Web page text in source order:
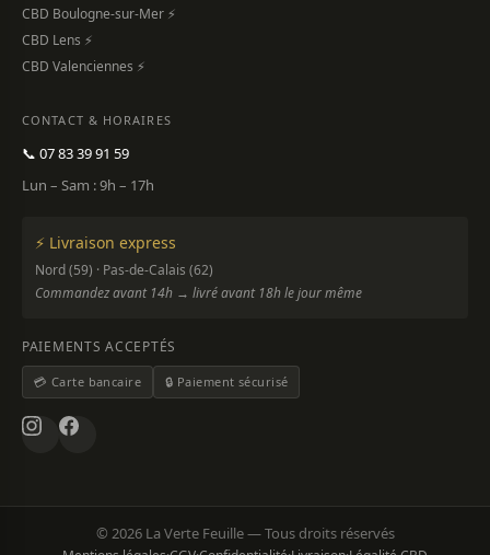
CBD Boulogne-sur-Mer ⚡
CBD Lens ⚡
CBD Valenciennes ⚡
CONTACT & HORAIRES
📞 07 83 39 91 59
Lun – Sam : 9h – 17h
⚡ Livraison express
Nord (59) · Pas-de-Calais (62)
Commandez avant 14h → livré avant 18h le jour même
PAIEMENTS ACCEPTÉS
💳 Carte bancaire 🔒 Paiement sécurisé
© 2026 La Verte Feuille — Tous droits réservés